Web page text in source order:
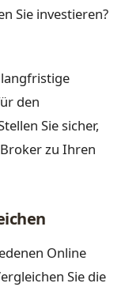
Sie investieren?
den
Sie sicher,
zu Ihren
Online
Sie die